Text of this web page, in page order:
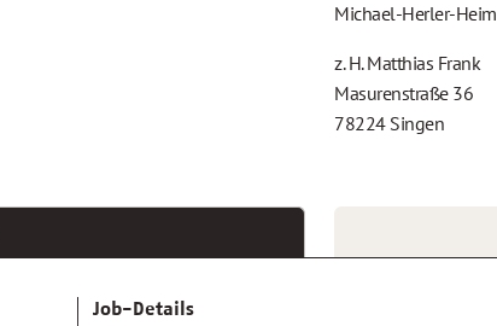
Michael-Herler-Heim
z. H. Matthias Frank
Masurenstraße 36
78224 Singen
Job-Details